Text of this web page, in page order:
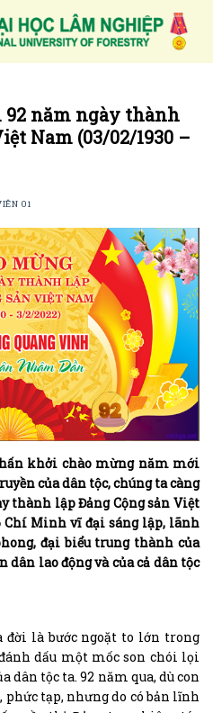
92 năm ngày thành
Nam (03/02/1930 –
01
khởi chào mừng năm mới
của dân tộc, chúng ta càng
thành lập Đảng Cộng sản Việt
Chí Minh vĩ đại sáng lập, lãnh
đại biểu trung thành của
dân lao động và của cả dân tộc
đời là bước ngoặt to lớn trong
dấu một mốc son chói lọi
dân tộc ta. 92 năm qua, dù con
phức tạp, nhưng do có bản lĩnh